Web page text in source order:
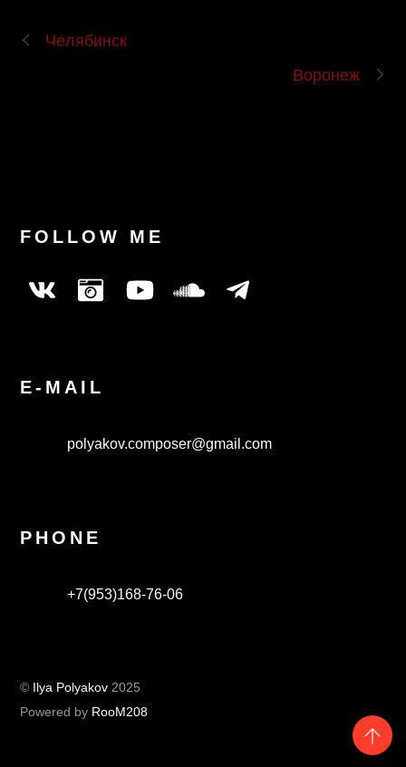
Челябинск
Воронеж
FOLLOW ME
E-MAIL
polyakov.composer@gmail.com
PHONE
+7(953)168-76-06
© Ilya Polyakov 2025
Powered by RooM208